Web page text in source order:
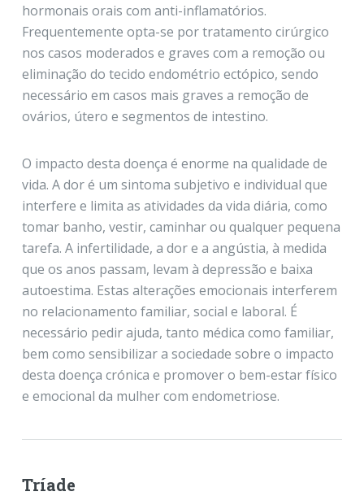
hormonais orais com anti-inflamatórios.
Frequentemente opta-se por tratamento cirúrgico
nos casos moderados e graves com a remoção ou
eliminação do tecido endométrio ectópico, sendo
necessário em casos mais graves a remoção de
ovários, útero e segmentos de intestino.
O impacto desta doença é enorme na qualidade de
vida. A dor é um sintoma subjetivo e individual que
interfere e limita as atividades da vida diária, como
tomar banho, vestir, caminhar ou qualquer pequena
tarefa. A infertilidade, a dor e a angústia, à medida
que os anos passam, levam à depressão e baixa
autoestima. Estas alterações emocionais interferem
no relacionamento familiar, social e laboral. É
necessário pedir ajuda, tanto médica como familiar,
bem como sensibilizar a sociedade sobre o impacto
desta doença crónica e promover o bem-estar físico
e emocional da mulher com endometriose.
Tríade